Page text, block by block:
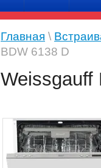
Главная \
BDW 6138 D
Weissgauff